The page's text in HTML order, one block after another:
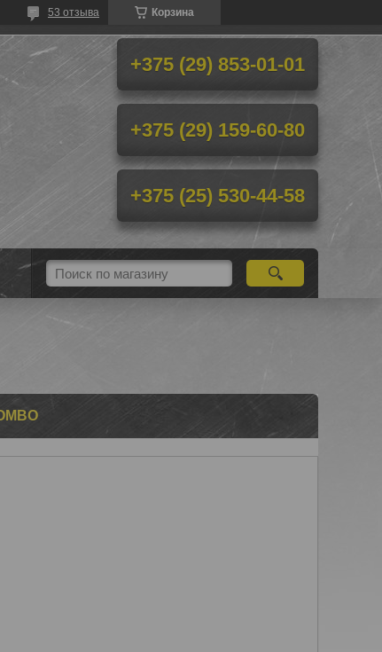
Корзина
53 отзыва
+375 (29) 853-01-01
+375 (29) 159-60-80
+375 (25) 530-44-58